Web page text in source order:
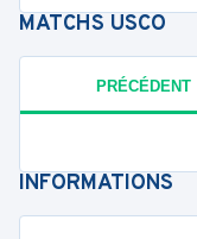
MATCHS USCO
PRÉCÉDENT
INFORMATIONS